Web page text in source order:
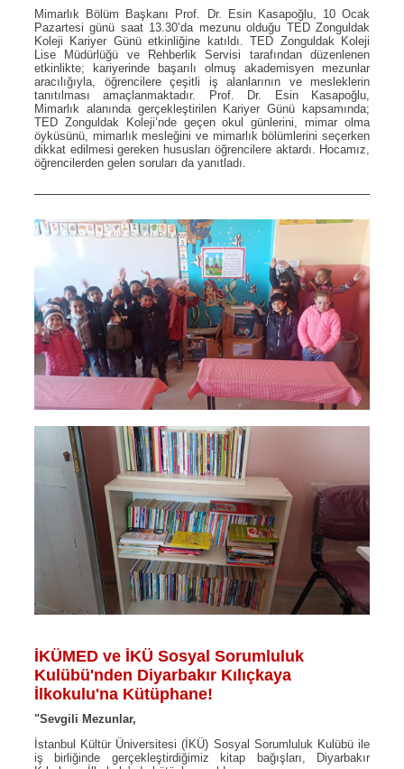
Mimarlık Bölüm Başkanı Prof. Dr. Esin Kasapoğlu, 10 Ocak
Pazartesi günü saat 13.30’da mezunu olduğu TED Zonguldak
Koleji Kariyer Günü etkinliğine katıldı. TED Zonguldak Koleji
Lise Müdürlüğü ve Rehberlik Servisi tarafından düzenlenen
etkinlikte; kariyerinde başarılı olmuş akademisyen mezunlar
aracılığıyla, öğrencilere çeşitli iş alanlarının ve mesleklerin
tanıtılması amaçlanmaktadır. Prof. Dr. Esin Kasapoğlu,
Mimarlık alanında gerçekleştirilen Kariyer Günü kapsamında;
TED Zonguldak Koleji’nde geçen okul günlerini, mimar olma
öyküsünü, mimarlık mesleğini ve mimarlık bölümlerini seçerken
dikkat edilmesi gereken hususları öğrencilere aktardı. Hocamız,
öğrencilerden gelen soruları da yanıtladı.
İKÜMED ve İKÜ Sosyal Sorumluluk
Kulübü'nden Diyarbakır Kılıçkaya
İlkokulu'na Kütüphane!
"Sevgili Mezunlar,
İstanbul Kültür Üniversitesi (İKÜ) Sosyal Sorumluluk Kulübü ile
iş birliğinde gerçekleştirdiğimiz kitap bağışları, Diyarbakır